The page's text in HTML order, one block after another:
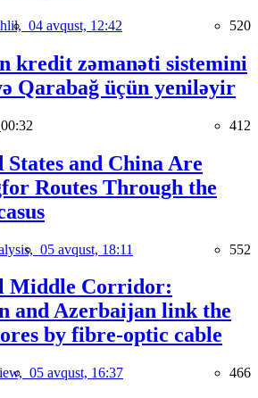
04 avqust, 12:42 520
kredit zəmanəti sistemini
Qarabağ üçün yeniləyir
00:32 412
States and China Are
Routes Through the
05 avqust, 18:11 552
Middle Corridor:
and Azerbaijan link the
by fibre-optic cable
05 avqust, 16:37 466